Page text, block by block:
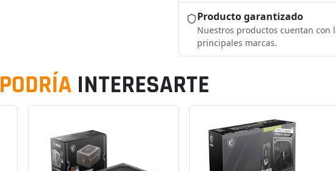
Producto garantizado
Nuestros productos cuentan con
principales marcas.
PODRÍAINTERESARTE